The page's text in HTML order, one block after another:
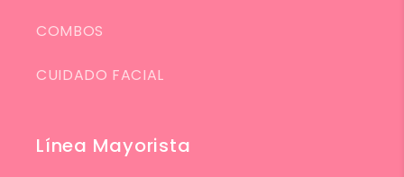
COMBOS
CUIDADO FACIAL
Línea Mayorista